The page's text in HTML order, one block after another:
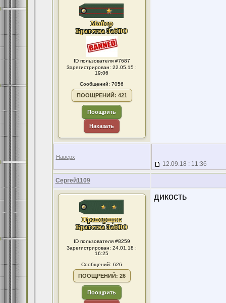
ID пользователя #7687
Зарегистрирован: 22.05.15 :
19:06
Сообщений: 7056
ПООЩРЕНИЙ: 421
Поощрить
Наказать
Наверх
12.09.18 : 11:36
Сергей1109
ID пользователя #8259
Зарегистрирован: 24.01.18 :
16:25
Сообщений: 626
ПООЩРЕНИЙ: 26
Поощрить
дикость